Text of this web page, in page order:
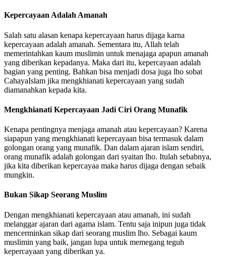
Kepercayaan Adalah Amanah
Salah satu alasan kenapa kepercayaan harus dijaga karna
kepercayaan adalah amanah. Sementara itu, Allah telah
memerintahkan kaum muslimin untuk menajaga apapun amanah
yang diberikan kepadanya. Maka dari itu, kepercayaan adalah
bagian yang penting. Bahkan bisa menjadi dosa juga lho sobat
CahayaIslam jika mengkhianati kepercayaan yang sudah
diamanahkan kepada kita.
Mengkhianati Kepercayaan Jadi Ciri Orang Munafik
Kenapa pentingnya menjaga amanah atau kepercayaan? Karena
siapapun yang mengkhianati kepercayaan bisa termasuk dalam
golongan orang yang munafik. Dan dalam ajaran islam sendiri,
orang munafik adalah golongan dari syaitan lho. Itulah sebabnya,
jika kita diberikan kepercayaa maka harus dijaga dengan sebaik
mungkin.
Bukan Sikap Seorang Muslim
Dengan mengkhianati kepercayaan atau amanah, ini sudah
melanggar ajaran dari agama islam. Tentu saja inipun juga tidak
mencerminkan sikap dari seorang muslim lho. Sebagai kaum
muslimin yang baik, jangan lupa untuk memegang teguh
kepercayaan yang diberikan ya.